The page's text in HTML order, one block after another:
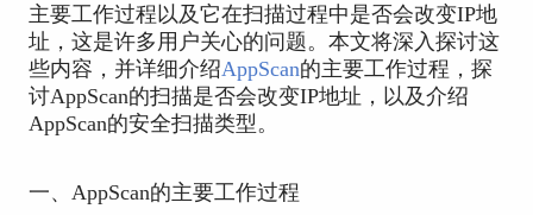
主要工作过程以及它在扫描过程中是否会改变IP地
址，这是许多用户关心的问题。本文将深入探讨这
些内容，并详细介绍AppScan的主要工作过程，探
讨AppScan的扫描是否会改变IP地址，以及介绍
AppScan的安全扫描类型。
一、AppScan的主要工作过程